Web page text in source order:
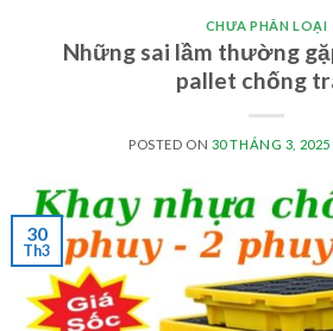
CHƯA PHÂN LOẠI
Những sai lầm thường
pallet chống
POSTED ON 30 THÁNG 3, 2025
30
Th3